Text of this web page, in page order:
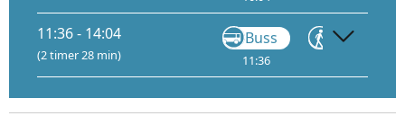
11:36 - 14:04
(2 timer 28 min)
Buss
11:36
Gå